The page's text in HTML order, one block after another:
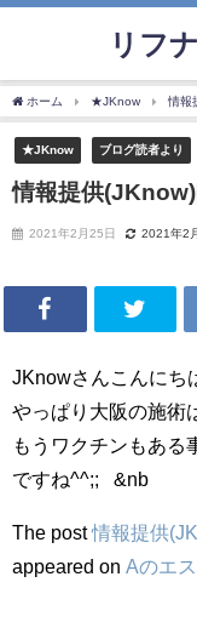
リフ
ホーム ★JKnow 情報
★JKnow ブログ読者より
情報提供
2021年2月25日 2021年2
JKnowさんこんにち
やっぱり大阪の施術
もうワクチンもある
ですね^^;; &nb
The post情報提供
appeared on Aのエ